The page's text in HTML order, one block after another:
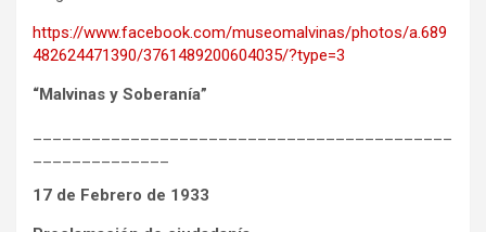
https://www.facebook.com/museomalvinas/photos/a.689
482624471390/3761489200604035/?type=3
“Malvinas y Soberanía”
17 de Febrero de 1933